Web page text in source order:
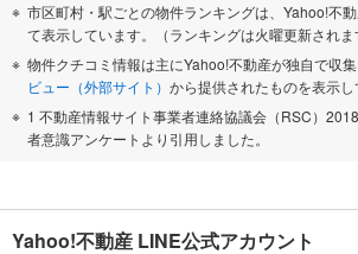
市区町村・駅ごとの物件ランキングは、Yahoo!不
て表示しています。（ランキングは火曜更新されま
物件クチコミ情報は主にYahoo!不動産が独自で収
ビュー（外部サイト） から提供されたものを表示し
1 不動産情報サイト事業者連絡協議会（RSC）
者意識アンケートより引用しました。
Yahoo!不動産 LINE公式アカウント